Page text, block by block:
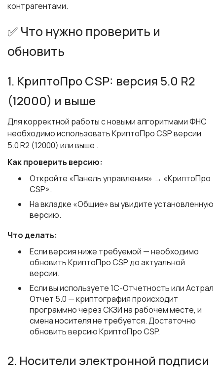
контрагентами.
✅ Что нужно проверить и
обновить
1. КриптоПро CSP: версия 5.0 R2
(12000) и выше
Для корректной работы с новыми алгоритмами ФНС
необходимо использовать КриптоПро CSP версии
5.0 R2 (12000) или выше .
Как проверить версию:
Откройте «Панель управления» → «КриптоПро
CSP».
На вкладке «Общие» вы увидите установленную
версию.
Что делать:
Если версия ниже требуемой — необходимо
обновить КриптоПро CSP до актуальной
версии.
Если вы используете 1С-Отчетность или Астрал
Отчет 5.0 — криптография происходит
программно через СКЗИ на рабочем месте, и
смена носителя не требуется. Достаточно
обновить версию КриптоПро CSP.
2. Носители электронной подписи